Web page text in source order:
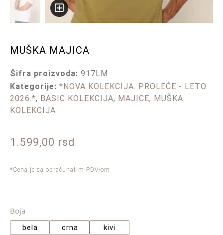
MUŠKA MAJICA
Šifra proizvoda: 917LM
Kategorije: *NOVA KOLEKCIJA. PROLEĆE - LETO
2026.*, BASIC KOLEKCIJA, MAJICE, MUŠKA
KOLEKCIJA
1.599,00 rsd
*Cena je sa obračunatim PDV-om
Boja
bela crna kivi